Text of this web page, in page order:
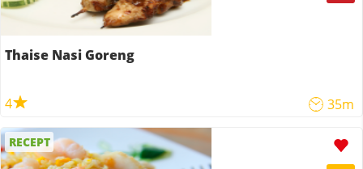
Thaise Nasi Goreng
4 35m
RECEPT